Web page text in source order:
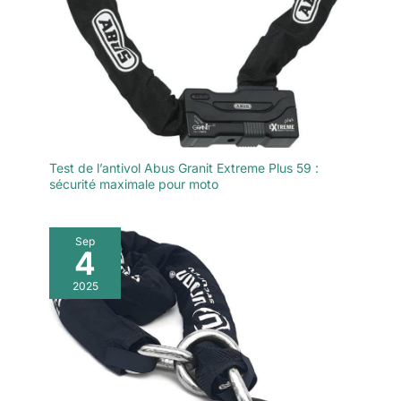
Test de l’antivol Abus Granit Extreme Plus 59 :
sécurité maximale pour moto
Sep
4
2025